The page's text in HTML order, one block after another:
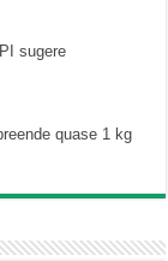
sugere
quase 1 kg